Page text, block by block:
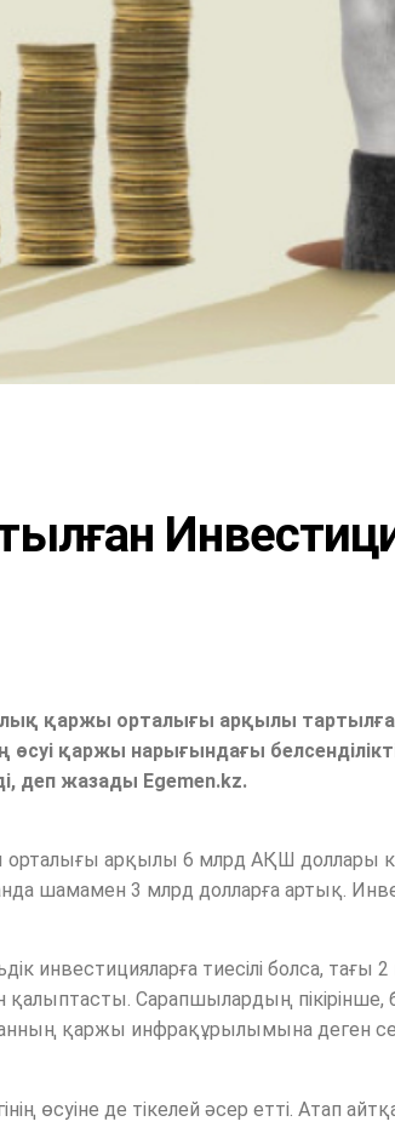
қаржы орталығы арқылы
қаржы нарығындағы
деп жазады Egemen.kz.
арқылы 6 млрд АҚШ доллары
шамамен 3 млрд долларға артық.
тиесілі болса, тағы 2
Сарапшылардың пікірінше,
қаржы инфрақұрылымына деген
өсуіне де тікелей әсер етті. Атап